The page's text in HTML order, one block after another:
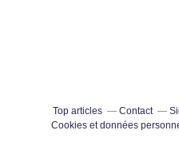
Top articles Contact
Cookies et données